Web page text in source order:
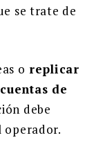
se trate de
o replicar
de
debe